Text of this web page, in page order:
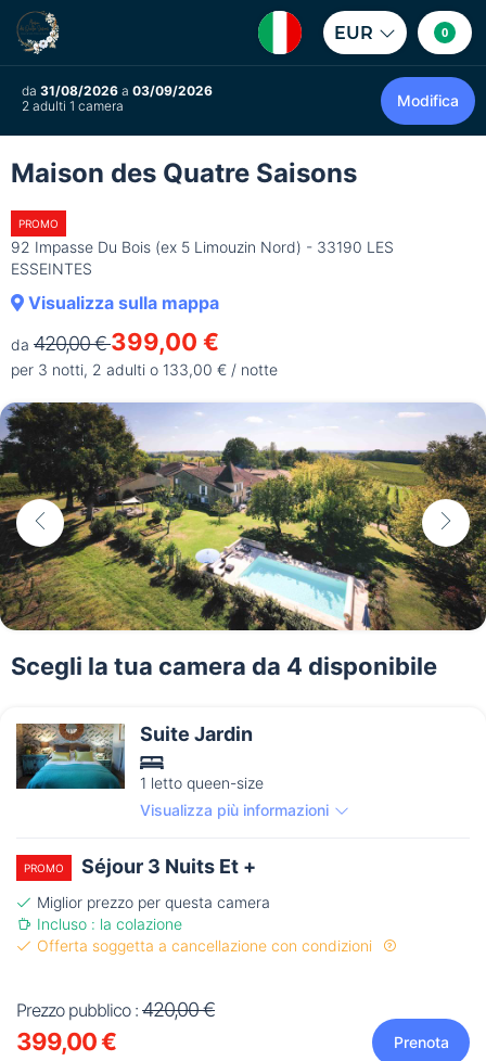
EUR 0
da 31/08/2026 a 03/09/2026
2 adulti 1 camera
Modifica
Maison des Quatre Saisons
PROMO
92 Impasse Du Bois (ex 5 Limouzin Nord) - 33190 LES
ESSEINTES
Visualizza sulla mappa
da 420,00 €399,00 €
per 3 notti, 2 adulti o 133,00 € / notte
Scegli la tua camera da 4 disponibile
Suite Jardin
1 letto queen-size
Visualizza più informazioni
PROMO Séjour 3 Nuits Et +
Miglior prezzo per questa camera
Incluso : la colazione
Offerta soggetta a cancellazione con condizioni
Prezzo pubblico : 420,00 €
399,00 € Prenota